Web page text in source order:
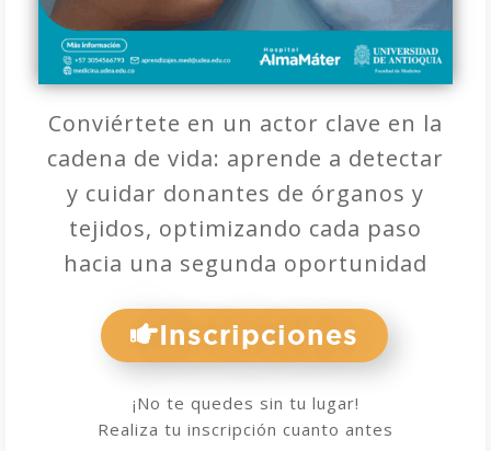
Conviértete en un actor clave en la
cadena de vida: aprende a detectar
y cuidar donantes de órganos y
tejidos, optimizando cada paso
hacia una segunda oportunidad
Inscripciones
¡No te quedes sin tu lugar!
Realiza tu inscripción cuanto antes